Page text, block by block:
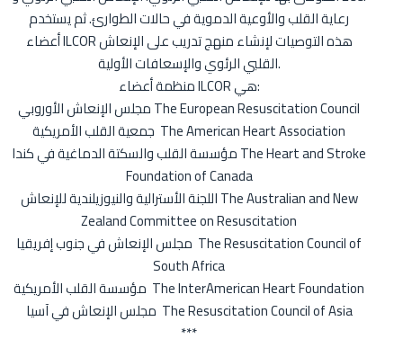
رعاية القلب والأوعية الدموية في حالات الطوارئ. ثم يستخدم
أعضاء ILCOR هذه التوصيات لإنشاء منهج تدريب على الإنعاش
القلبي الرئوي والإسعافات الأولية.
منظمة أعضاء ILCOR هي:
مجلس الإنعاش الأوروبي The European Resuscitation Council
جمعية القلب الأمريكية The American Heart Association
مؤسسة القلب والسكتة الدماغية في كندا The Heart and Stroke
Foundation of Canada
اللجنة الأسترالية والنيوزيلندية للإنعاش The Australian and New
Zealand Committee on Resuscitation
مجلس الإنعاش في جنوب إفريقيا The Resuscitation Council of
South Africa
مؤسسة القلب الأمريكية The InterAmerican Heart Foundation
مجلس الإنعاش في آسيا The Resuscitation Council of Asia
***